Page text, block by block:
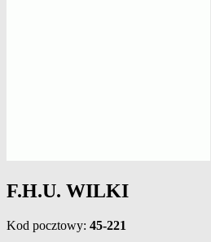
F.H.U. WILKI
Kod pocztowy: 45-221